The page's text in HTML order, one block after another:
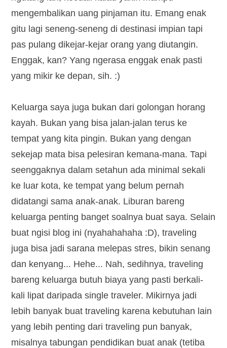
mengembalikan uang pinjaman itu. Emang enak
gitu lagi seneng-seneng di destinasi impian tapi
pas pulang dikejar-kejar orang yang diutangin.
Enggak, kan? Yang ngerasa enggak enak pasti
yang mikir ke depan, sih. :)
Keluarga saya juga bukan dari golongan horang
kayah. Bukan yang bisa jalan-jalan terus ke
tempat yang kita pingin. Bukan yang dengan
sekejap mata bisa pelesiran kemana-mana. Tapi
seenggaknya dalam setahun ada minimal sekali
ke luar kota, ke tempat yang belum pernah
didatangi sama anak-anak. Liburan bareng
keluarga penting banget soalnya buat saya. Selain
buat ngisi blog ini (nyahahahaha :D), traveling
juga bisa jadi sarana melepas stres, bikin senang
dan kenyang... Hehe... Nah, sedihnya, traveling
bareng keluarga butuh biaya yang pasti berkali-
kali lipat daripada single traveler. Mikirnya jadi
lebih banyak buat traveling karena kebutuhan lain
yang lebih penting dari traveling pun banyak,
misalnya tabungan pendidikan buat anak (tetiba